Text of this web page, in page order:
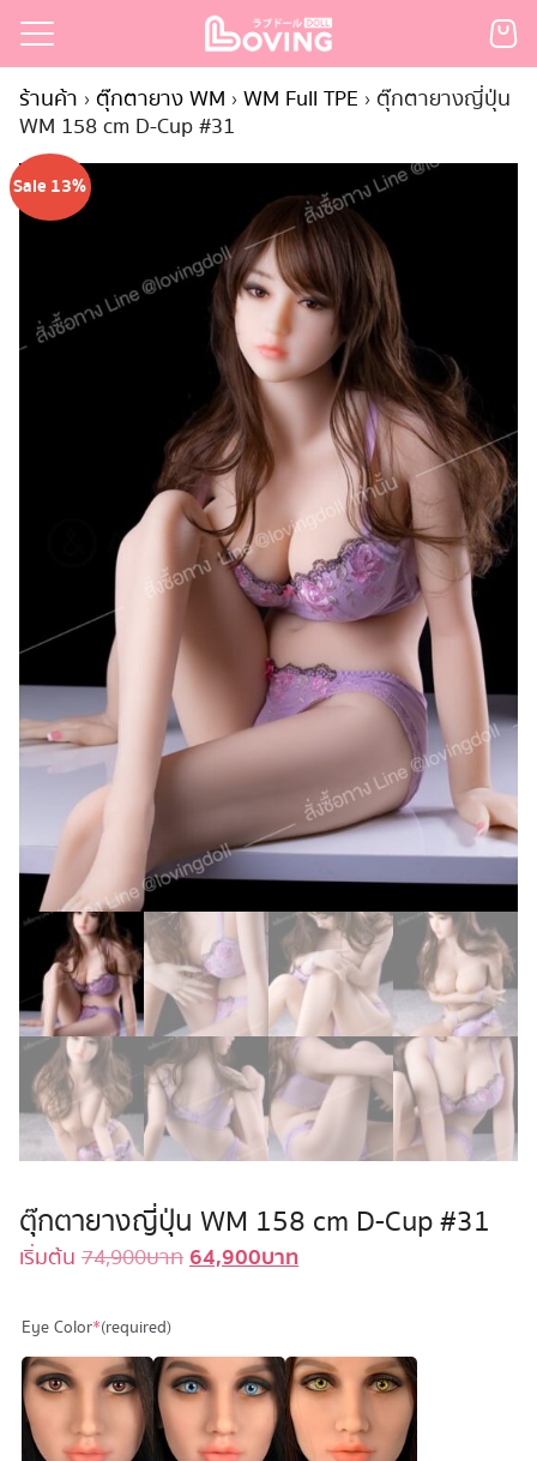
Skip
content
ก
สั่งซื้อ
ะเงิน
for:
ร้านค้า › ตุ๊กตายาง WM › WM Full TPE › ตุ๊กตายางญี่ปุ่น
WM 158 cm D-Cup #31
Sale 13%
ตุ๊กตายางญี่ปุ่น WM 158 cm D-Cup #31
เริ่มต้น 74,900บาทOriginal
74,900 บาท.
64,900บาทCurrent
64,900 บาท.
Eye Color*(required)